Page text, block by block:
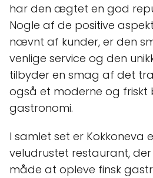
har den ægtet en god
Nogle af de positive
nævnt af kunder, er den
venlige service og den
tilbyder en smag af det
også et moderne og friskt
gastronomi.
I samlet set er Kokkoneva
veludrustet restaurant,
måde at opleve finsk